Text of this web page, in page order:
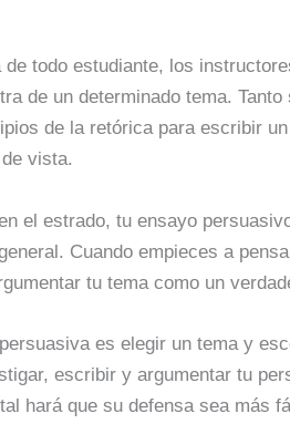
todo estudiante, los
de un determinado tema.
de la retórica para escribir
vista.
el estrado, tu ensayo
Cuando empieces a
tu tema como un
es elegir un tema y
escribir y argumentar tu
hará que su defensa sea más